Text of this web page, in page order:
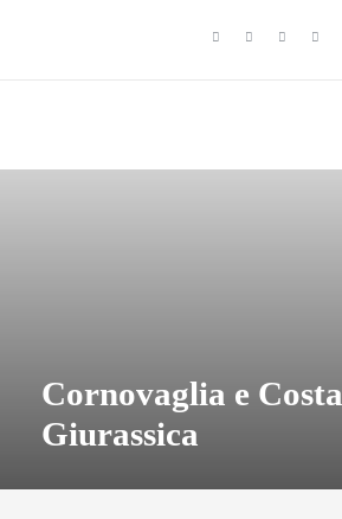
Cornovaglia e Costa
Giurassica